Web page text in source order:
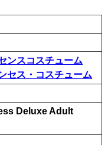
ンスコスチューム
セス・コスチューム
Deluxe Adult